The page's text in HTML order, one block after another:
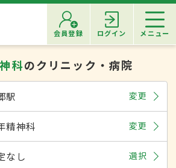
会員登録 ログイン メニュー
科のクリニック・病院
駅 変更
精神科 変更
なし 選択